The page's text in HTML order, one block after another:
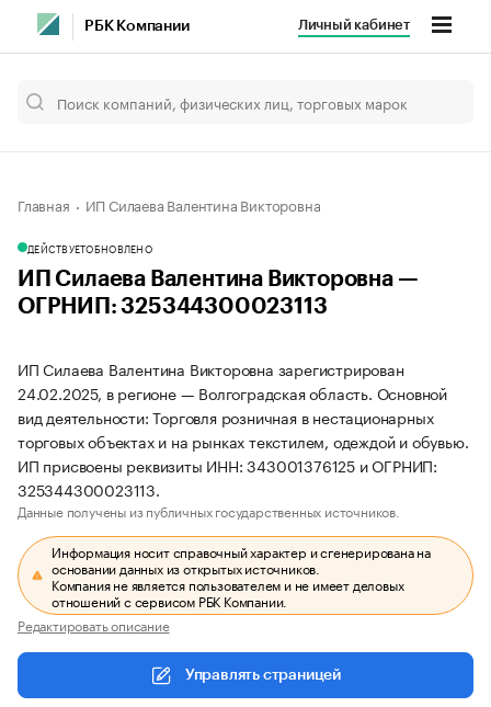
РБК Компании Личный кабинет
Главная ИП Силаева Валентина Викторовна
ДЕЙСТВУЕТОБНОВЛЕНО
ИП Силаева Валентина Викторовна —
ОГРНИП: 325344300023113
ИП Силаева Валентина Викторовна зарегистрирован
24.02.2025, в регионе — Волгоградская область. Основной
вид деятельности: Торговля розничная в нестационарных
торговых объектах и на рынках текстилем, одеждой и обувью.
ИП присвоены реквизиты ИНН: 343001376125 и ОГРНИП:
325344300023113.
Данные получены из публичных государственных источников.
Информация носит справочный характер и сгенерирована на
основании данных из открытых источников.
Компания не является пользователем и не имеет деловых
отношений с сервисом РБК Компании.
Редактировать описание
Управлять страницей